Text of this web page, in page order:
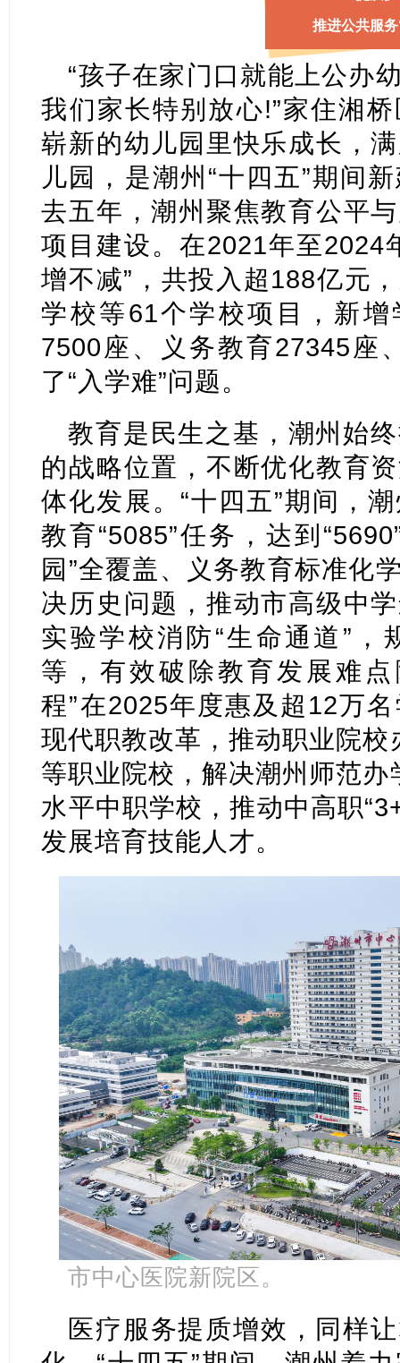
推进公共服
“孩子在家门口就能上公办
我们家长特别放心!”家住湘
崭新的幼儿园里快乐成长，
儿园，是潮州“十四五”期间
去五年，潮州聚焦教育公平
项目建设。在2021年至2024
增不减”，共投入超188亿元
学校等61个学校项目，新
7500座、义务教育27345座
了“入学难”问题。
教育是民生之基，潮州始
的战略位置，不断优化教育
体化发展。“十四五”期间，
教育“5085”任务，达到
园”全覆盖、义务教育标准化
决历史问题，推动市高级中
实验学校消防“生命通道”，
等，有效破除教育发展难
程”在2025年度惠及超12万
现代职教改革，推动职业院
等职业院校，解决潮州师范
水平中职学校，推动中高职
发展培育技能人才。
市中心医院新院区。
医疗服务提质增效，同样